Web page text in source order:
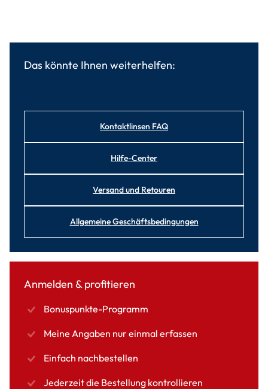
Das könnte Ihnen weiterhelfen:
Kontaktlinsen FAQ
Hilfe-Center
Versand und Retouren
Allgemeine Geschäftsbedingungen
Anmelden & profitieren
Bonuspunkte-Programm
Meine Angaben nur einmal erfassen
Einfach nachbestellen
Jederzeit die Bestellung kontrollieren